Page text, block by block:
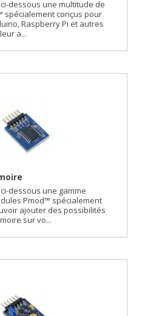
dessous une multitude de
spécialement conçus pour
Raspberry Pi et autres
a...
dessous une gamme
Pmod™ spécialement
ajouter des possibilités
sur vo...